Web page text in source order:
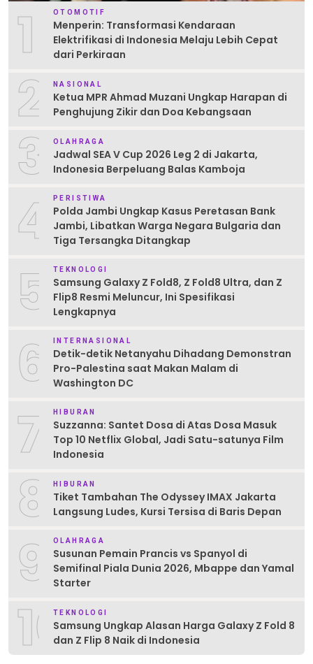
1 OTOMOTIF
Menperin: Transformasi Kendaraan
Elektrifikasi di Indonesia Melaju Lebih Cepat
dari Perkiraan
2 NASIONAL
Ketua MPR Ahmad Muzani Ungkap Harapan di
Penghujung Zikir dan Doa Kebangsaan
3 OLAHRAGA
Jadwal SEA V Cup 2026 Leg 2 di Jakarta,
Indonesia Berpeluang Balas Kamboja
4 PERISTIWA
Polda Jambi Ungkap Kasus Peretasan Bank
Jambi, Libatkan Warga Negara Bulgaria dan
Tiga Tersangka Ditangkap
5 TEKNOLOGI
Samsung Galaxy Z Fold8, Z Fold8 Ultra, dan Z
Flip8 Resmi Meluncur, Ini Spesifikasi
Lengkapnya
6 INTERNASIONAL
Detik-detik Netanyahu Dihadang Demonstran
Pro-Palestina saat Makan Malam di
Washington DC
7 HIBURAN
Suzzanna: Santet Dosa di Atas Dosa Masuk
Top 10 Netflix Global, Jadi Satu-satunya Film
Indonesia
8 HIBURAN
Tiket Tambahan The Odyssey IMAX Jakarta
Langsung Ludes, Kursi Tersisa di Baris Depan
9 OLAHRAGA
Susunan Pemain Prancis vs Spanyol di
Semifinal Piala Dunia 2026, Mbappe dan Yamal
Starter
10TEKNOLOGI
Samsung Ungkap Alasan Harga Galaxy Z Fold 8
dan Z Flip 8 Naik di Indonesia